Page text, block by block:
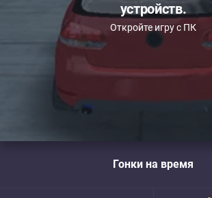
устройств.
Откройте игру с ПК
Гонки на время